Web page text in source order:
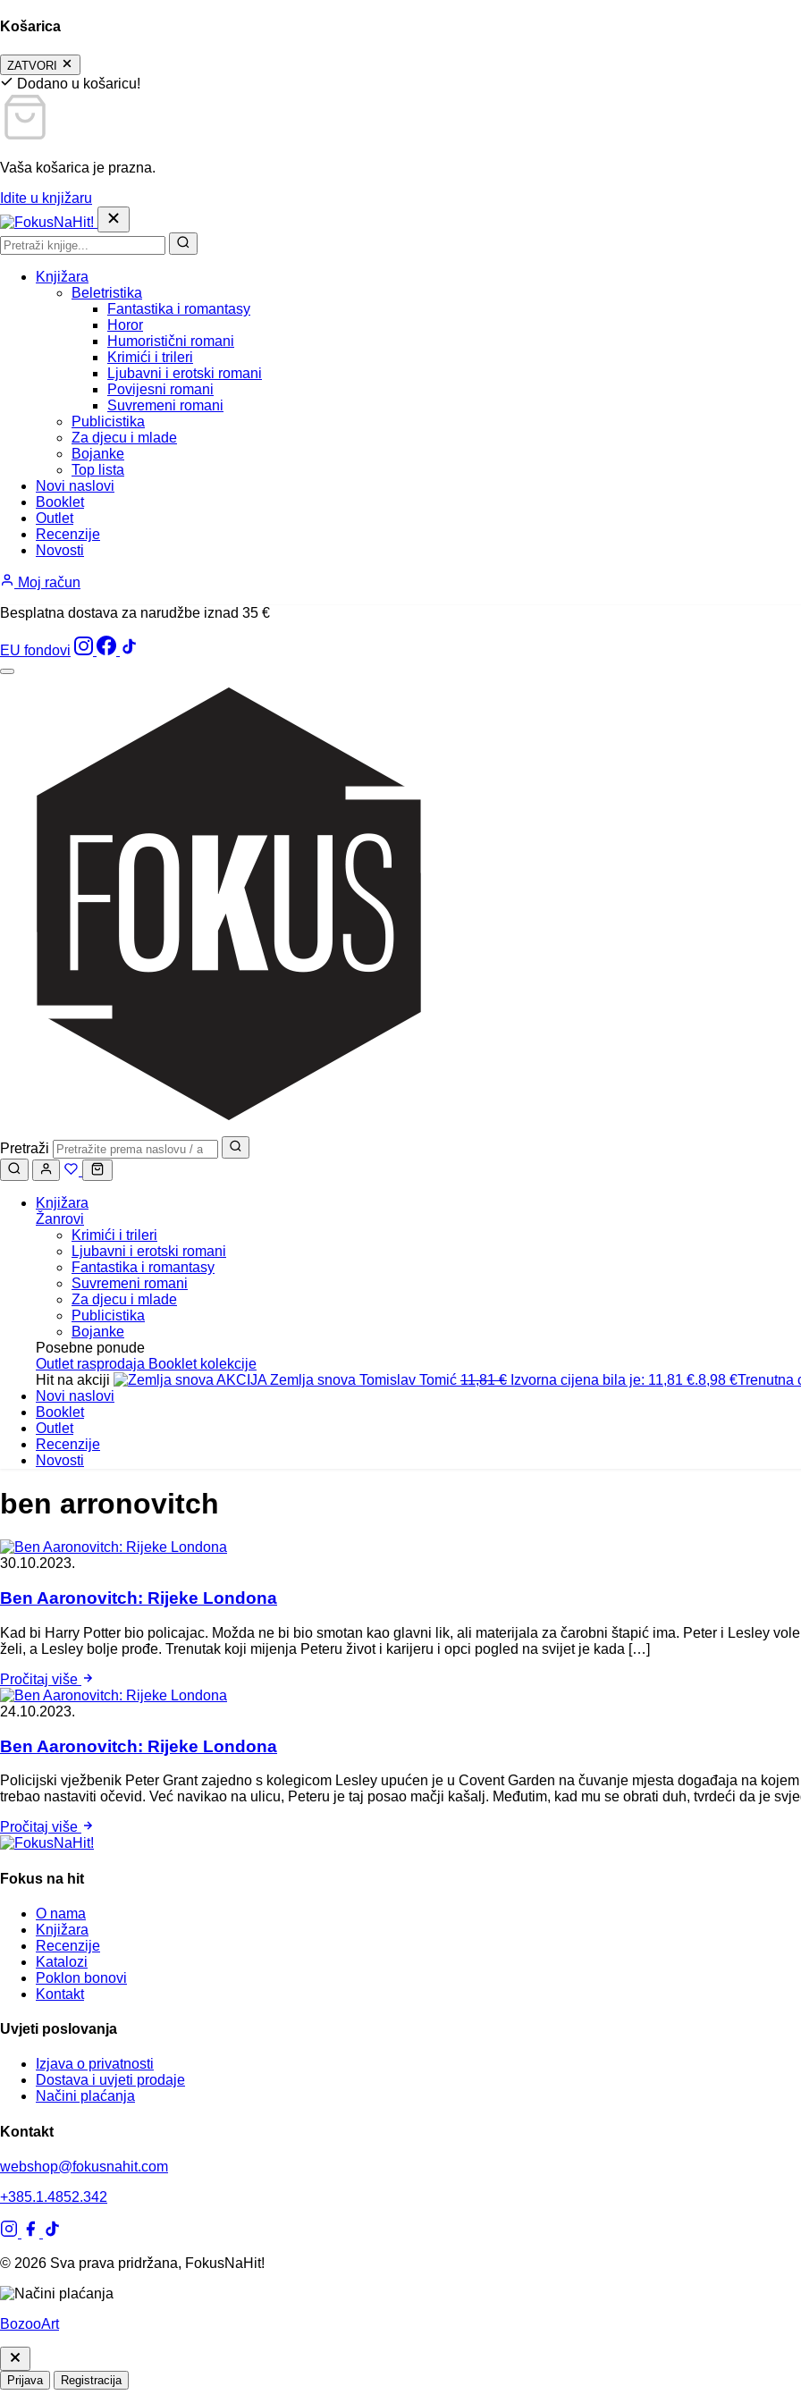
Košarica
ZATVORI
Dodano u košaricu!
Vaša košarica je prazna.
Idite u knjižaru
Knjižara
Beletristika
Fantastika i romantasy
Horor
Humoristični romani
Krimići i trileri
Ljubavni i erotski romani
Povijesni romani
Suvremeni romani
Publicistika
Za djecu i mlade
Bojanke
Top lista
Novi naslovi
Booklet
Outlet
Recenzije
Novosti
Moj račun
Besplatna dostava za narudžbe iznad 35 €
EU fondovi
Pretraži
Knjižara
Žanrovi
Krimići i trileri
Ljubavni i erotski romani
Fantastika i romantasy
Suvremeni romani
Za djecu i mlade
Publicistika
Bojanke
Posebne ponude
Outlet rasprodaja Booklet kolekcije
Hit na akciji
AKCIJA Zemlja snova Tomislav Tomić 11,81€ Izvorna cijena bila je: 11,81 €.8,98 €Trenutna
Novi naslovi
Booklet
Outlet
Recenzije
Novosti
ben arronovitch
30.10.2023.
Ben Aaronovitch: Rijeke Londona
Kad bi Harry Potter bio policajac. Možda ne bi bio smotan kao glavni lik, ali materijala za čarobni štapić ima. Peter i Lesley
želi, a Lesley bolje prođe. Trenutak koji mijenja Peteru život i karijeru i opci pogled na svijet je kada […]
Pročitaj više
24.10.2023.
Ben Aaronovitch: Rijeke Londona
Policijski vježbenik Peter Grant zajedno s kolegicom Lesley upućen je u Covent Garden na čuvanje mjesta događaja na
trebao nastaviti očevid. Već navikao na ulicu, Peteru je taj posao mačji kašalj. Međutim, kad mu se obrati duh, tvrdeći da je
Pročitaj više
Fokus na hit
O nama
Knjižara
Recenzije
Katalozi
Poklon bonovi
Kontakt
Uvjeti poslovanja
Izjava o privatnosti
Dostava i uvjeti prodaje
Načini plaćanja
Kontakt
webshop@fokusnahit.com
+385.1.4852.342
© 2026 Sva prava pridržana, FokusNaHit!
BozooArt
Prijava Registracija